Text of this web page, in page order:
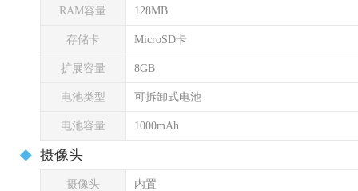
RAM容量 128MB
存储卡 MicroSD卡
扩展容量 8GB
电池类型 可拆卸式电池
电池容量 1000mAh
摄像头
摄像头 内置